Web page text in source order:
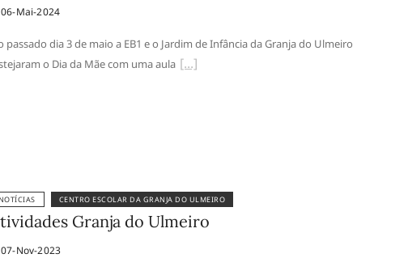
Mai-2024
passado dia 3 de maio a EB1 e o Jardim de Infância da Granja do Ulmeiro
o Dia da Mãe com uma aula
CENTRO ESCOLAR DA GRANJA DO ULMEIRO
Granja do Ulmeiro
Nov-2023